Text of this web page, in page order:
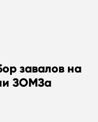
завалов на
ЗОМЗа